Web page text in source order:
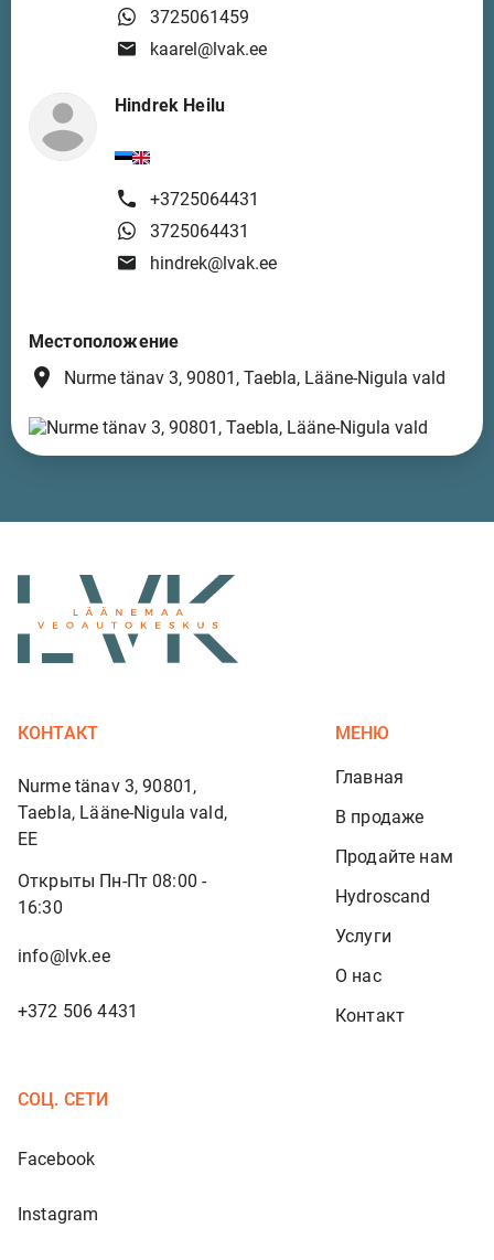
3725061459
kaarel@lvak.ee
Hindrek Heilu
+3725064431
3725064431
hindrek@lvak.ee
Местоположение
place Nurme tänav 3, 90801, Taebla, Lääne-Nigula vald
КОНТАКТ
Nurme tänav 3, 90801,
Taebla, Lääne-Nigula vald,
EE
Открыты Пн-Пт 08:00 -
16:30
info@lvk.ee
+372 506 4431
МЕНЮ
Главная
В продаже
Продайте нам
Hydroscand
Услуги
О нас
Контакт
СОЦ. СЕТИ
Facebook
Instagram